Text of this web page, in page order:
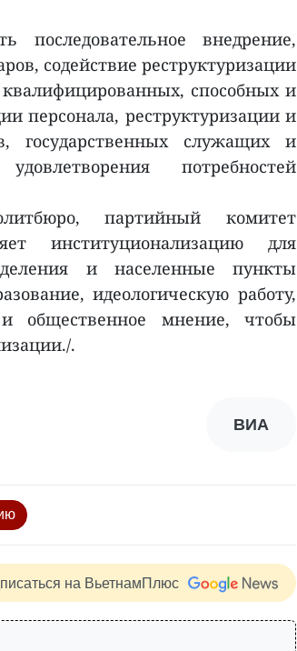
последовательное внедрение,
содействие реструктуризации
способных и
персонала, реструктуризации и
государственных служащих и
потребностей
партийный комитет
институционализацию для
и населенные пункты
идеологическую работу,
общественное мнение, чтобы
.
ВИА
на ВьетнамПлюс